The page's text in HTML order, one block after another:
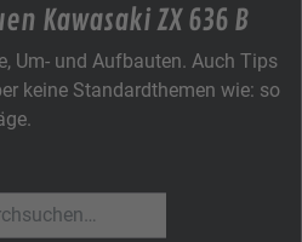
Kawasaki ZX 636 B
Um- und Aufbauten. Auch Tips
keine Standardthemen wie: so